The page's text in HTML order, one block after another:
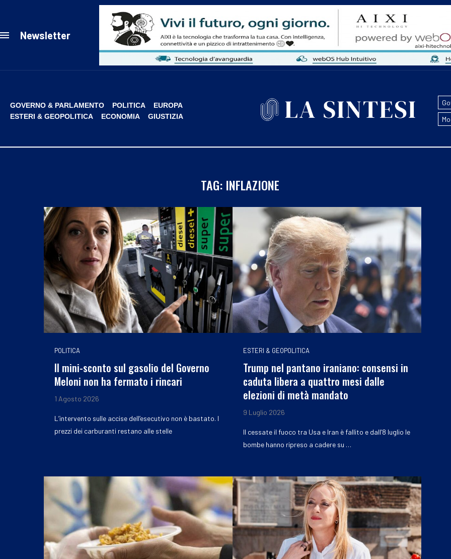
Newsletter
GOVERNO & PARLAMENTO POLITICA
EUROPA
ESTERI & GEOPOLITICA
ECONOMIA GIUSTIZIA
TAG: INFLAZIONE
POLITICA
Il mini-sconto sul gasolio del Governo
Meloni non ha fermato i rincari
1 Agosto 2026
L’intervento sulle accise dell’esecutivo non è bastato. I
prezzi dei carburanti restano alle stelle
ESTERI & GEOPOLITICA
Trump nel pantano iraniano: consensi in
caduta libera a quattro mesi dalle
elezioni di metà mandato
9 Luglio 2026
Il cessate il fuoco tra Usa e Iran è fallito e dall’8 luglio le
bombe hanno ripreso a cadere su …